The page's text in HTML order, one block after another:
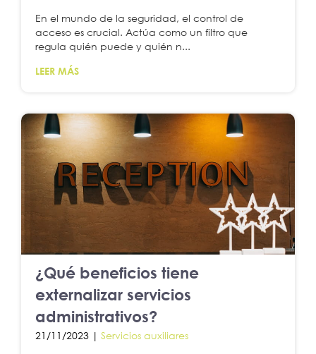
En el mundo de la seguridad, el control de
acceso es crucial. Actúa como un filtro que
regula quién puede y quién n...
LEER MÁS
¿Qué beneficios tiene
externalizar servicios
administrativos?
21/11/2023 | Servicios auxiliares